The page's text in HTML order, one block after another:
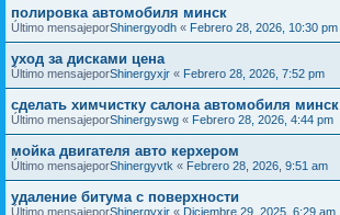
полировка автомобиля минск
Último mensajeporShinergyodh « Febrero 28, 2026, 10:30 pm
уход за дисками цена
Último mensajeporShinergyxjr « Febrero 28, 2026, 7:52 pm
сделать химчистку салона автомобиля минск
Último mensajeporShinergyswg « Febrero 28, 2026, 4:44 pm
мойка двигателя авто керхером
Último mensajeporShinergyvtk « Febrero 28, 2026, 9:51 am
удаление битума с поверхности
Último mensajeporShinergyxjr « Diciembre 29, 2025, 6:29 am